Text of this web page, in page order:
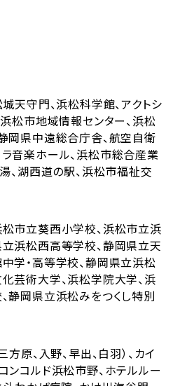
天守門、浜松科学館、アクトシ
浜松市地域情報センター、浜松
岡県中遠総合庁舎、航空自衛
音楽ホール、浜松市総合産業
、湖西道の駅、浜松市福祉交
市立葵西小学校、浜松市立浜
浜松西高等学校、静岡県立天
学・高等学校、静岡県立浜松
芸術大学、浜松学院大学、浜
静岡県立浜松みをつくし特別
方原、入野、早出、白羽）、カイ
ンコルド浜松市野、ホテルルー